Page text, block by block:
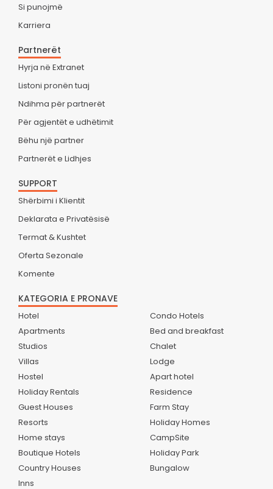
Si punojmë
Karriera
Partnerët
Hyrja në Extranet
Listoni pronën tuaj
Ndihma për partnerët
Për agjentët e udhëtimit
Bëhu një partner
Partnerët e Lidhjes
SUPPORT
Shërbimi i Klientit
Deklarata e Privatësisë
Termat & Kushtet
Oferta Sezonale
Komente
KATEGORIA E PRONAVE
Hotel
Apartments
Studios
Villas
Hostel
Holiday Rentals
Guest Houses
Resorts
Home stays
Boutique Hotels
Country Houses
Inns
Condo Hotels
Bed and breakfast
Chalet
Lodge
Apart hotel
Residence
Farm Stay
Holiday Homes
CampSite
Holiday Park
Bungalow